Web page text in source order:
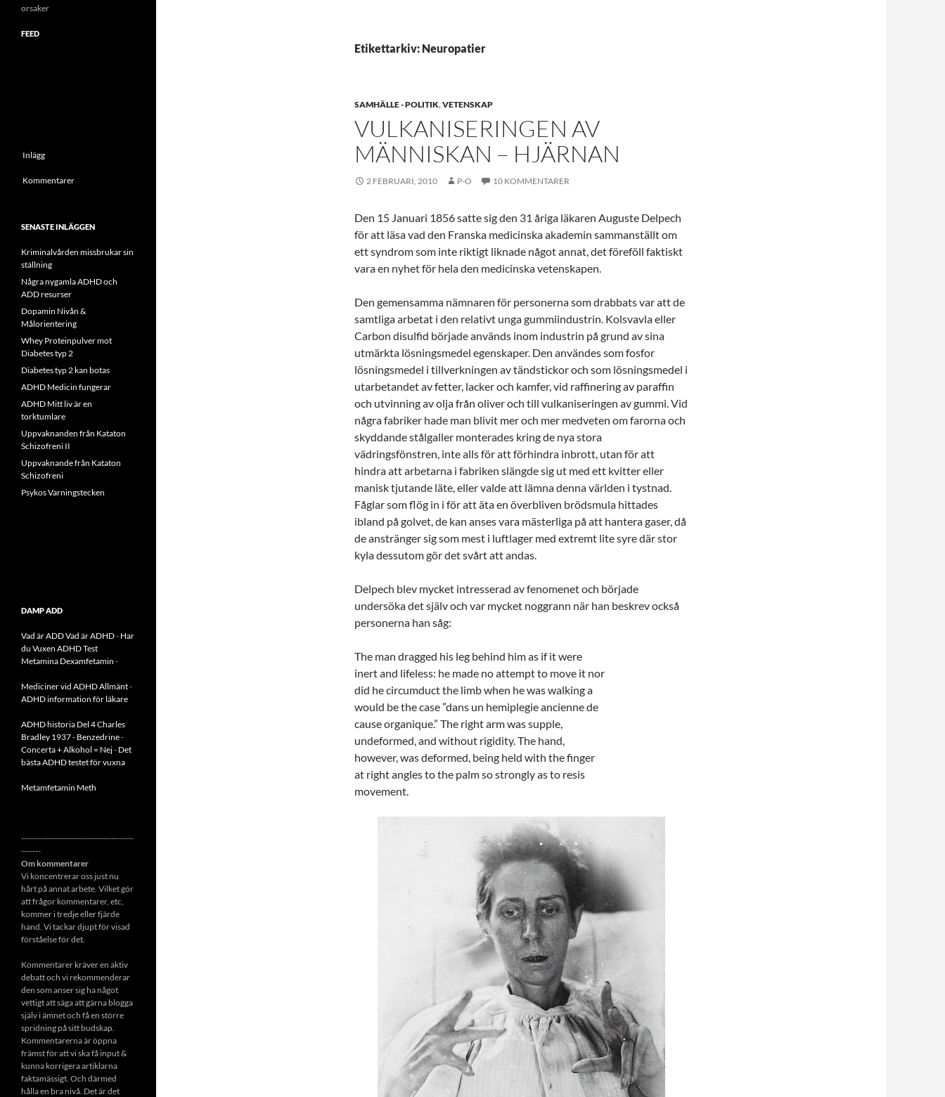
Etikettarkiv: Neuropatier
SAMHÄLLE - POLITIK,VETENSKAP
VULKANISERINGEN AV
MÄNNISKAN – HJÄRNAN
2 FEBRUARI, 2010 P-O 10 KOMMENTARER
Den 15 Januari 1856 satte sig den 31 åriga läkaren Auguste Delpech
för att läsa vad den Franska medicinska akademin sammanställt om
ett syndrom som inte riktigt liknade något annat, det föreföll faktiskt
vara en nyhet för hela den medicinska vetenskapen.
Den gemensamma nämnaren för personerna som drabbats var att de
samtliga arbetat i den relativt unga gummiindustrin. Kolsvavla eller
Carbon disulfid började används inom industrin på grund av sina
utmärkta lösningsmedel egenskaper. Den användes som fosfor
lösningsmedel i tillverkningen av tändstickor och som lösningsmedel i
utarbetandet av fetter, lacker och kamfer, vid raffinering av paraffin
och utvinning av olja från oliver och till vulkaniseringen av gummi. Vid
några fabriker hade man blivit mer och mer medveten om farorna och
skyddande stålgaller monterades kring de nya stora
vädringsfönstren, inte alls för att förhindra inbrott, utan för att
hindra att arbetarna i fabriken slängde sig ut med ett kvitter eller
manisk tjutande läte, eller valde att lämna denna världen i tystnad.
Fåglar som flög in i för att äta en överbliven brödsmula hittades
ibland på golvet, de kan anses vara mästerliga på att hantera gaser, då
de anstränger sig som mest i luftlager med extremt lite syre där stor
kyla dessutom gör det svårt att andas.
Delpech blev mycket intresserad av fenomenet och började
undersöka det själv och var mycket noggrann när han beskrev också
personerna han såg:
The man dragged his leg behind him as if it were
inert and lifeless: he made no attempt to move it nor
did he circumduct the limb when he was walking a
would be the case ”dans un hemiplegie ancienne de
cause organique.” The right arm was supple,
undeformed, and without rigidity. The hand,
however, was deformed, being held with the finger
at right angles to the palm so strongly as to resis
movement.
orsaker
FEED
Inlägg
Kommentarer
SENASTE INLÄGGEN
Kriminalvården missbrukar sin
ställning
Några nygamla ADHD och
ADD resurser
Dopamin Nivån &
Målorientering
Whey Proteinpulver mot
Diabetes typ 2
Diabetes typ 2 kan botas
ADHD Medicin fungerar
ADHD Mitt liv är en
torktumlare
Uppvaknanden från Kataton
Schizofreni II
Uppvaknande från Kataton
Schizofreni
Psykos Varningstecken
DAMP ADD
Vad är ADDVad är ADHD- Har
du Vuxen ADHD Test
Metamina Dexamfetamin -
Mediciner vid ADHD Allmänt-
ADHD information för läkare
ADHD historia Del 4 Charles
Bradley 1937 - Benzedrine-
Concerta + Alkohol = Nej- Det
bästa ADHD testet för vuxna
Metamfetamin Meth
----------------------------------------
-------
Om kommentarer
Vi koncentrerar oss just nu
hårt på annat arbete. Vilket gör
att frågor kommentarer, etc,
kommer i tredje eller fjärde
hand. Vi tackar djupt för visad
förståelse för det.
Kommentarer kräver en aktiv
debatt och vi rekommenderar
den som anser sig ha något
vettigt att säga att gärna blogga
själv i ämnet och få en större
spridning på sitt budskap.
Kommentarerna är öppna
främst för att vi ska få input &
kunna korrigera artiklarna
faktamässigt. Och därmed
hålla en bra nivå. Det är det